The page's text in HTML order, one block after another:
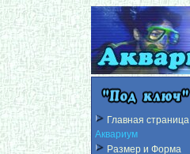
Главная страница
Аквариум
Размер и Форма